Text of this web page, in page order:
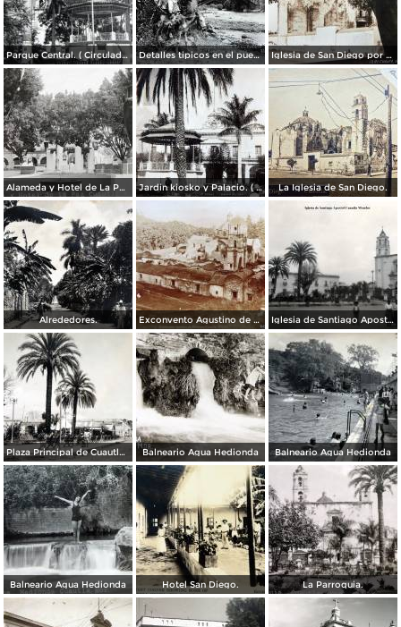
Parque Central. ( Circulada el 5 de Enero de 1953 ). Detalles tipicos en el puente. Iglesia de San Diego por el Fotógrafo Hugo Brehme.
Alameda y Hotel de La Paz. Jardin kiosko y Palacio. ( Circulada el 1 de Julio de 1935 ). La Iglesia de San Diego.
Alrededores. Exconvento Agustino de Jonatepec por el Fotógrafo Windfield Scott. Iglesia de Santiago Apostol Cuautla Morelos.
Plaza Principal de Cuautla Morelos. ( Circulada el 2 de Noviembre de 1928 ). Balneario Agua Hedionda Balneario Agua Hedionda
Balneario Agua Hedionda Hotel San Diego. La Parroquia.